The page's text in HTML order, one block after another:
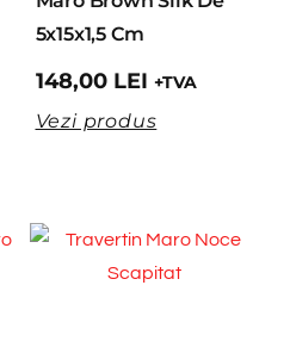
5x15x1,5 Cm
148,00 LEI +TVA
Vezi produs